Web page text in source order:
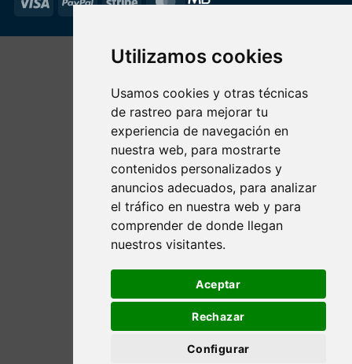
Utilizamos cookies
Usamos cookies y otras técnicas
de rastreo para mejorar tu
experiencia de navegación en
nuestra web, para mostrarte
contenidos personalizados y
anuncios adecuados, para analizar
el tráfico en nuestra web y para
comprender de donde llegan
nuestros visitantes.
Aceptar
Rechazar
Configurar